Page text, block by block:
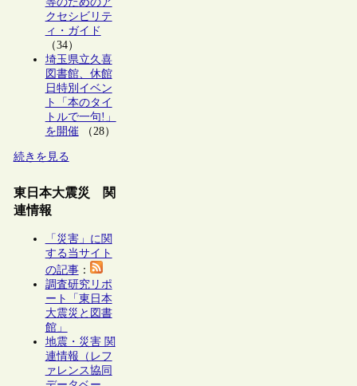
クセシビリテ
ィ・ガイド
（34）
埼玉県立久喜
図書館、休館
日特別イベン
ト「本のタイ
トルで一句!」
を開催（28）
続きを見る
東日本大震災 関
連情報
「災害」に関
する当サイト
の記事：
調査研究リポ
ート「東日本
大震災と図書
館」
地震・災害 関
連情報（レフ
ァレンス協同